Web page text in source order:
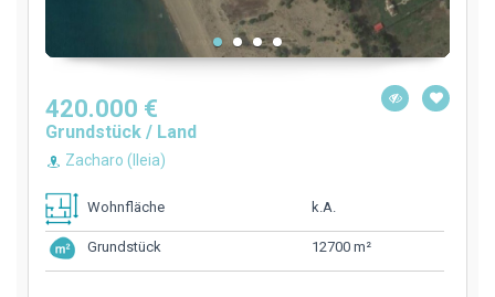
420.000 €
Grundstück / Land
Zacharo (Ileia)
Wohnfläche k.A.
Grundstück 12700 m²